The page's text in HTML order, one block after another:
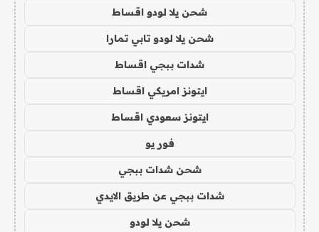
شحن يلا لودو اقساط
شحن يلا لودو تابي تمارا
شدات ببجي اقساط
ايتونز امريكي اقساط
ايتونز سعودي اقساط
فور يو
شحن شدات ببجي
شدات ببجي عن طريق الايدي
شحن يلا لودو